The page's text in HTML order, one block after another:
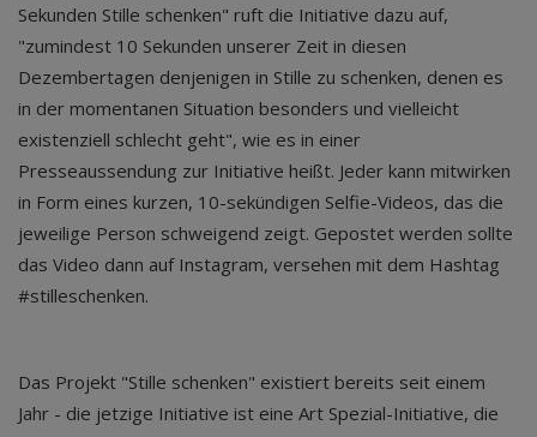
Sekunden Stille schenken" ruft die Initiative dazu auf,
"zumindest 10 Sekunden unserer Zeit in diesen
Dezembertagen denjenigen in Stille zu schenken, denen es
in der momentanen Situation besonders und vielleicht
existenziell schlecht geht", wie es in einer
Presseaussendung zur Initiative heißt. Jeder kann mitwirken
in Form eines kurzen, 10-sekündigen Selfie-Videos, das die
jeweilige Person schweigend zeigt. Gepostet werden sollte
das Video dann auf Instagram, versehen mit dem Hashtag
#stilleschenken.
Das Projekt "Stille schenken" existiert bereits seit einem
Jahr - die jetzige Initiative ist eine Art Spezial-Initiative, die